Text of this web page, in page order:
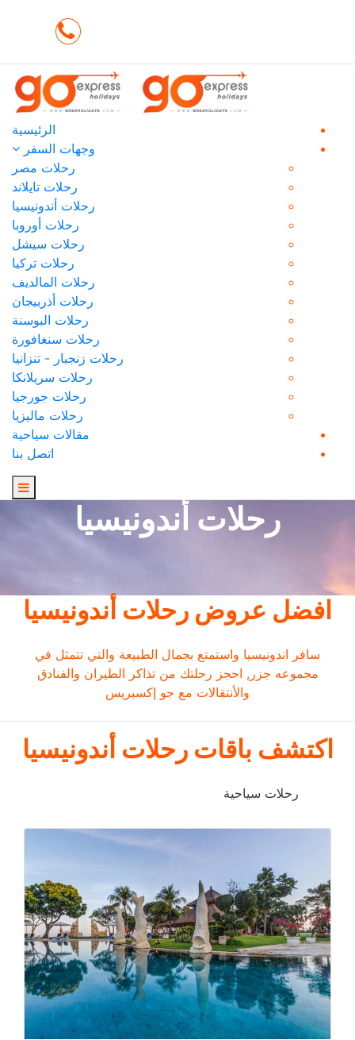
تسجيل دخول / سجل
عضوية
الرئيسية
وجهات السفر
رحلات مصر
رحلات تايلاند
رحلات أندونيسيا
رحلات أوروبا
رحلات سيشل
رحلات تركيا
رحلات المالديف
رحلات أذربيجان
رحلات البوسنة
رحلات سنغافورة
رحلات زنجبار - تنزانيا
رحلات سريلانكا
رحلات جورجيا
رحلات ماليزيا
مقالات سياحية
اتصل بنا
رحلات أندونيسيا
افضل عروض رحلات أندونيسيا
سافر اندونيسيا واستمتع بجمال الطبيعة والتي تتمثل في
مجموعه جزر, احجز رحلتك من تذاكر الطيران والفنادق
والأنتقالات مع جو إكسبريس
اكتشف باقات رحلات أندونيسيا
رحلات سياحية